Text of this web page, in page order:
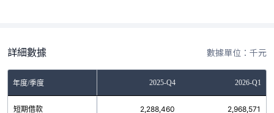
詳細數據 數據單位：千元
年度/季度 2025-Q4 2026-Q1
短期借款 2,288,460 2,968,571